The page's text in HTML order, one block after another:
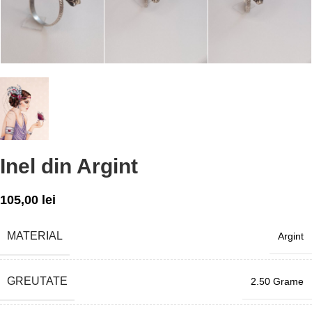
Inel din Argint
105,00 lei
MATERIAL Argint
GREUTATE 2.50 Grame